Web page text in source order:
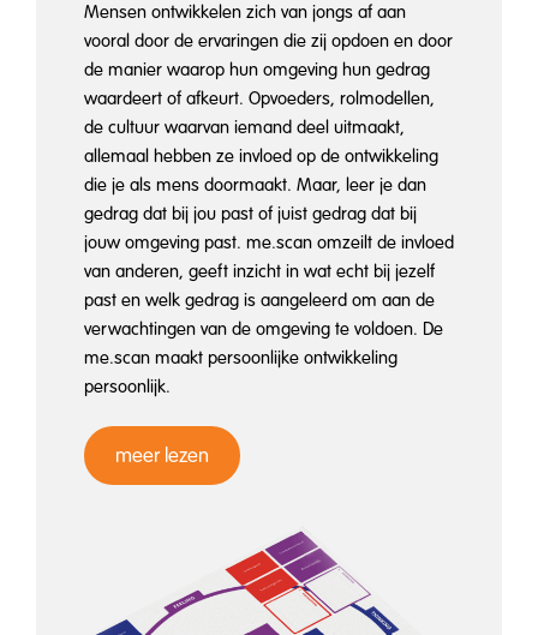
Mensen ontwikkelen zich van jongs af aan
vooral door de ervaringen die zij opdoen en door
de manier waarop hun omgeving hun gedrag
waardeert of afkeurt. Opvoeders, rolmodellen,
de cultuur waarvan iemand deel uitmaakt,
allemaal hebben ze invloed op de ontwikkeling
die je als mens doormaakt. Maar, leer je dan
gedrag dat bij jou past of juist gedrag dat bij
jouw omgeving past. me.scan omzeilt de invloed
van anderen, geeft inzicht in wat echt bij jezelf
past en welk gedrag is aangeleerd om aan de
verwachtingen van de omgeving te voldoen. De
me.scan maakt persoonlijke ontwikkeling
persoonlijk.
meer lezen